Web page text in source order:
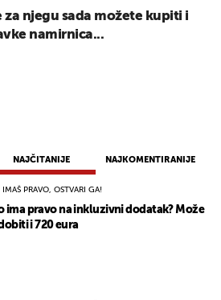
NAJČITANIJE NAJKOMENTIRANIJE
IMAŠ PRAVO, OSTVARI GA!
ima pravo na inkluzivni dodatak? Može
i 720 eura
njegu sada možete kupiti i
namirnica...